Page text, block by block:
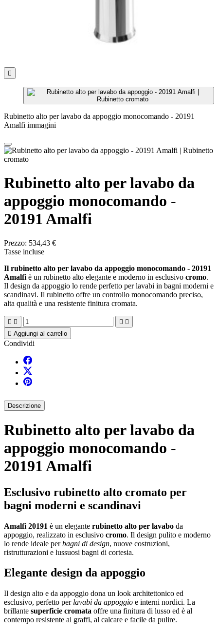

Rubinetto alto per lavabo da appoggio monocomando - 20191
Amalfi immagini
Rubinetto alto per lavabo da
appoggio monocomando -
20191 Amalfi
Prezzo: 534,43 €
Tasse incluse
Il rubinetto alto per lavabo da appoggio monocomando - 20191
Amalfi è un rubinetto alto elegante e moderno in esclusivo cromo.
Il design da appoggio lo rende perfetto per lavabi in bagni moderni e
scandinavi. Il rubinetto offre un controllo monocomando preciso,
alta qualità e una resistente finitura cromata.
   
 Aggiungi al carrello
Condividi
Descrizione
Rubinetto alto per lavabo da
appoggio monocomando -
20191 Amalfi
Esclusivo rubinetto alto cromato per
bagni moderni e scandinavi
Amalfi 20191 è un elegante rubinetto alto per lavabo da
appoggio, realizzato in esclusivo cromo. Il design pulito e moderno
lo rende ideale perbagni di design, nuove costruzioni,
ristrutturazioni e lussuosi bagni di cortesia.
Elegante design da appoggio
Il design alto e da appoggio dona un look architettonico ed
esclusivo, perfetto per lavabi da appoggio e interni nordici. La
brillante superficie cromata offre una finitura di lusso ed è al
contempo resistente ai graffi, al calcare e facile da pulire.